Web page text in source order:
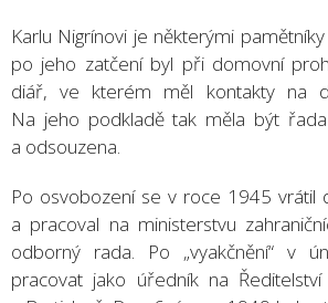
Karlu Nigrínovi je některými
po jeho zatčení byl při domovní
diář, ve kterém měl kontakty na
Na jeho podkladě tak měla být
a odsouzena.
Po osvobození se v roce 1945 vrátil
a pracoval na ministerstvu
odborný rada. Po „vyakčnění“ v
pracovat jako úředník na